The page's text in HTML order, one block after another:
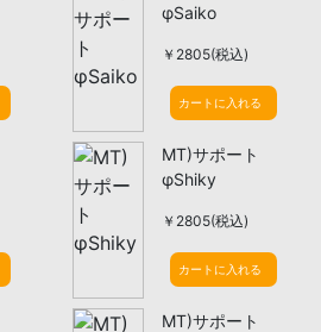
φSaiko
￥2805(税込)
カートに入れる
MT)サポート
φShiky
￥2805(税込)
カートに入れる
MT)サポート